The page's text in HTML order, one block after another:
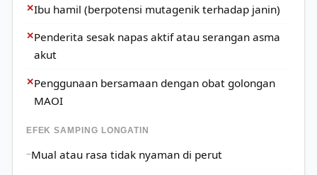
✕Ibu hamil (berpotensi mutagenik terhadap janin)
✕Penderita sesak napas aktif atau serangan asma
akut
✕Penggunaan bersamaan dengan obat golongan
MAOI
EFEK SAMPING LONGATIN
Mual atau rasa tidak nyaman di perut